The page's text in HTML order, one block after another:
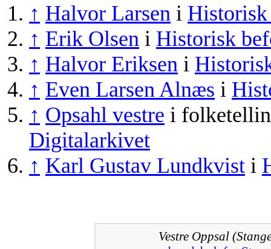
↑ Halvor Larsen i
↑ Erik Olsen i Historisk
↑ Halvor Eriksen i
↑ Even Larsen Alnæs i
↑ Opsahl vestre i
Digitalarkivet
↑ Karl Gustav Lundkvist i
Vestre Oppsal